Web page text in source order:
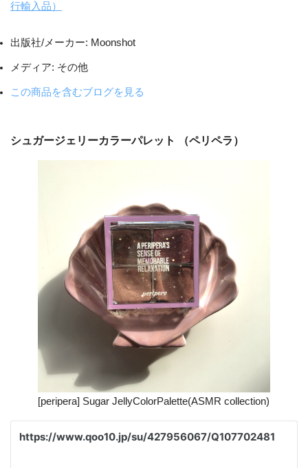
行輸入品）
出版社/メーカー: Moonshot
メディア: その他
この商品を含むブログを見る
シュガージェリーカラーパレット （ペリペラ）
[peripera] Sugar JellyColorPalette(ASMR collection)